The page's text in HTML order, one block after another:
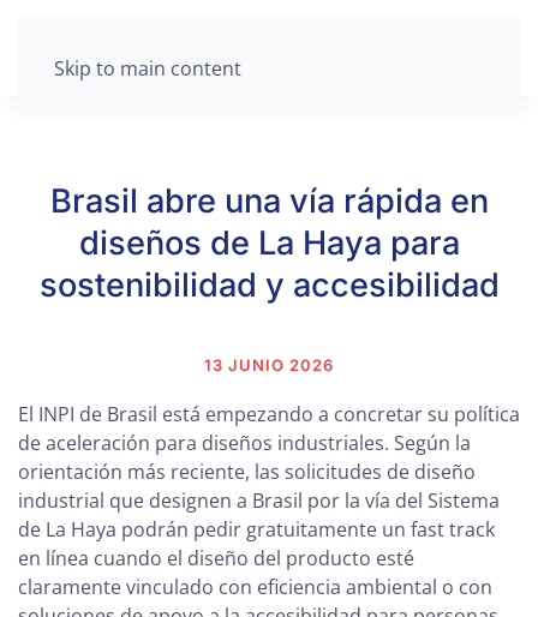
Skip to main content
Brasil abre una vía rápida en
diseños de La Haya para
sostenibilidad y accesibilidad
13 JUNIO 2026
El INPI de Brasil está empezando a concretar su política
de aceleración para diseños industriales. Según la
orientación más reciente, las solicitudes de diseño
industrial que designen a Brasil por la vía del Sistema
de La Haya podrán pedir gratuitamente un fast track
en línea cuando el diseño del producto esté
claramente vinculado con eficiencia ambiental o con